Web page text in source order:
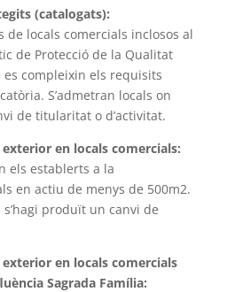
(catalogats):
de locals comercials inclosos al
de Protecció de la Qualitat
compleixin els requisits
S’admetran locals on
de titularitat o d’activitat.
en locals comercials:
els establerts a la
en actiu de menys de 500m2.
s’hagi produït un canvi de
en locals comercials
Sagrada Família: